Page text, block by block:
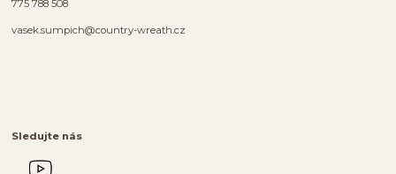
775 788 508
vasek.sumpich@country-wreath.cz
Sledujte nás